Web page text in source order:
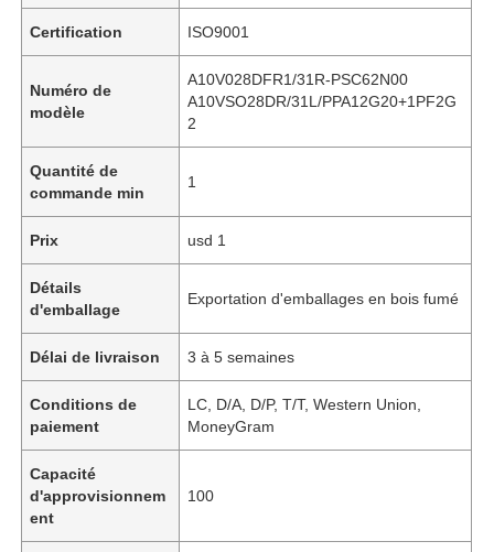
Certification ISO9001
Numéro de
modèle
A10V028DFR1/31R-PSC62N00
A10VSO28DR/31L/PPA12G20+1PF2G
2
Quantité de
commande min
1
Prix usd 1
Détails
d'emballage
Exportation d'emballages en bois fumé
Délai de livraison 3 à 5 semaines
Conditions de
paiement
LC, D/A, D/P, T/T, Western Union,
MoneyGram
Capacité
d'approvisionnem
ent
100